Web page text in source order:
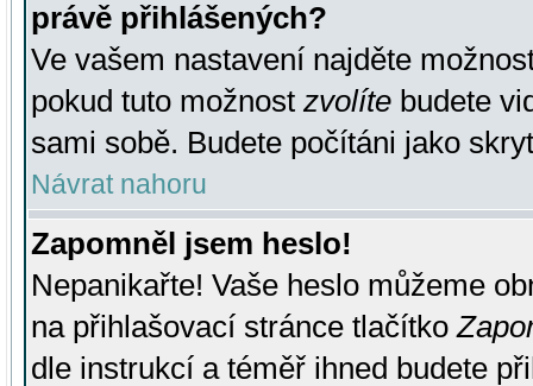
právě přihlášených?
Ve vašem nastavení najděte
pokud tuto možnost zvolíte budete
sami sobě. Budete počítáni jako
Návrat nahoru
Zapomněl jsem heslo!
Nepanikařte! Vaše heslo můžeme
na přihlašovací stránce tlačítko
dle instrukcí a téměř ihned budete